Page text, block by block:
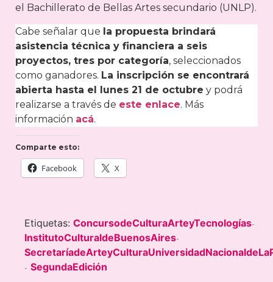
el Bachillerato de Bellas Artes secundario (UNLP).
Cabe señalar que la propuesta brindará
asistencia técnica y financiera a seis
proyectos, tres por categoría, seleccionados
como ganadores. La inscripción se encontrará
abierta hasta el lunes 21 de octubre y podrá
realizarse a través de este enlace. Más
información acá.
Comparte esto:
Facebook X
Etiquetas: ConcursodeCulturaArteyTecnologías-
InstitutoCulturaldeBuenosAires-
- SegundaEdición